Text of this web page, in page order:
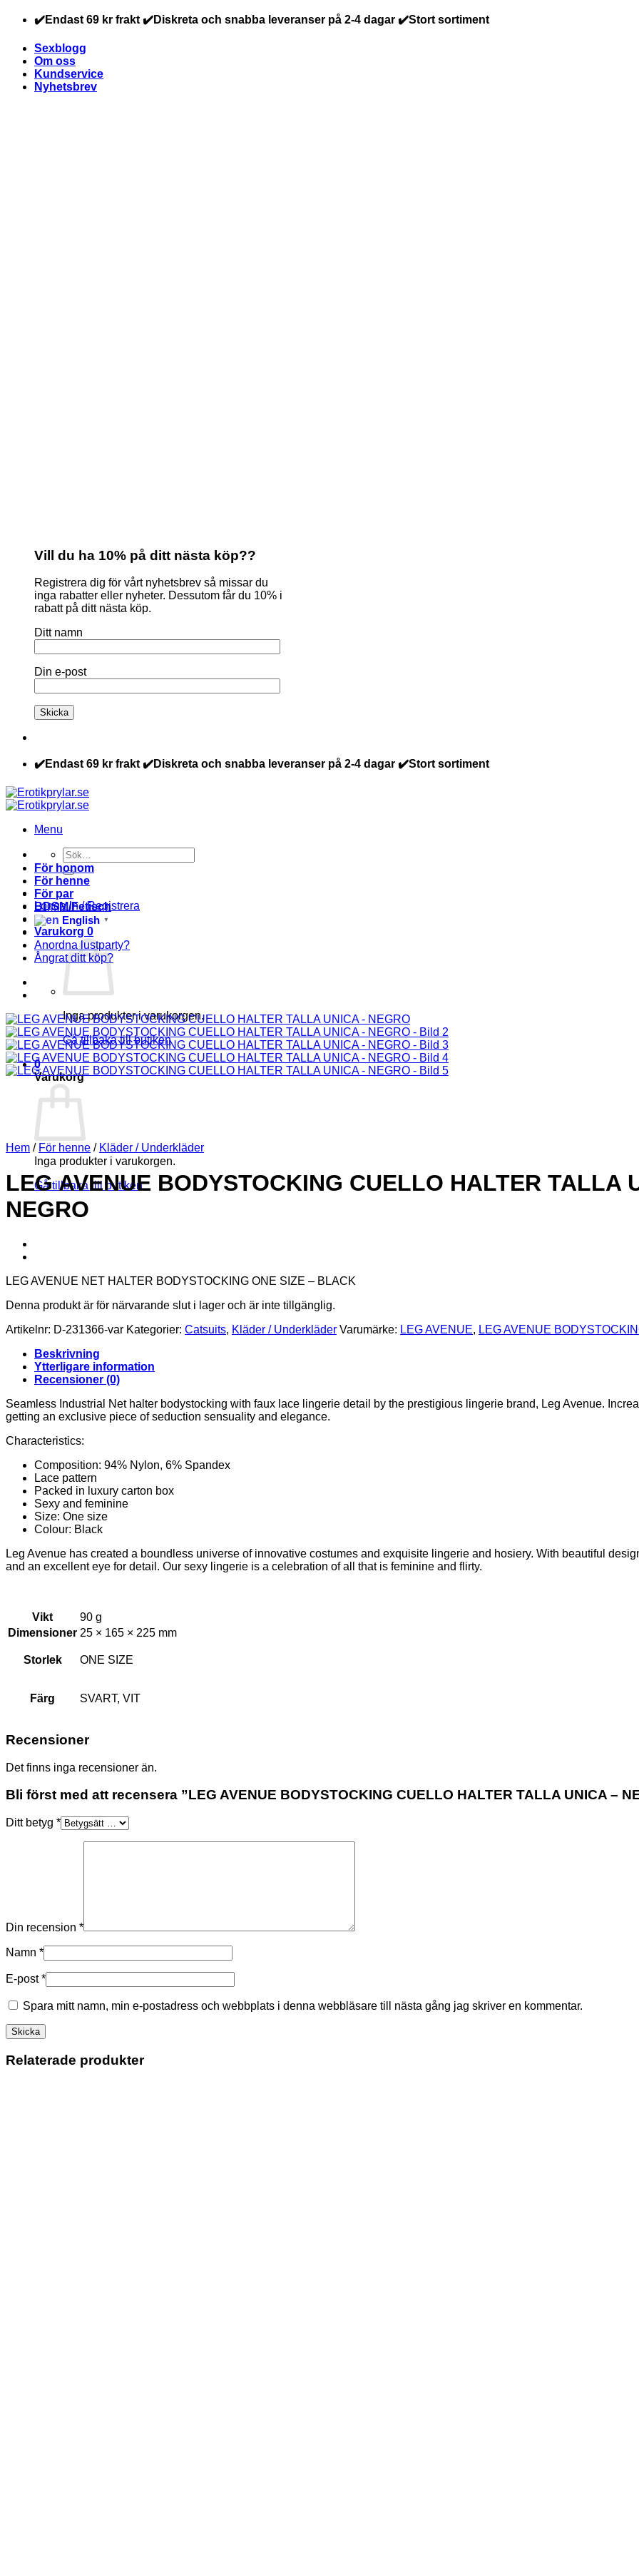
Skip
content
✔️Endast 69 kr frakt ✔️Diskreta och snabba leveranser på 2-4 dagar ✔️Stort sortiment
Sexblogg
Om oss
Kundservice
Nyhetsbrev
Vill du ha 10% på ditt nästa köp??
Registrera dig för vårt nyhetsbrev så missar du
inga rabatter eller nyheter. Dessutom får du 10% i
rabatt på ditt nästa köp.
Ditt namn
Din e-post
✔️Endast 69 kr frakt ✔️Diskreta och snabba leveranser på 2-4 dagar ✔️Stort sortiment
Menu
Sök
efter:
Logga in / Registrera
Varukorg 0
Inga produkter i varukorgen.
Gå tillbaka till butiken
0
Varukorg
Inga produkter i varukorgen.
Gå tillbaka till butiken
För honom
För henne
För par
BDSM/Fetisch
English
▼
Anordna lustparty?
Ångrat ditt köp?
Hem / För henne / Kläder / Underkläder
LEG AVENUE BODYSTOCKING CUELLO HALTER TALLA
NEGRO
LEG AVENUE NET HALTER BODYSTOCKING ONE SIZE – BLACK
Denna produkt är för närvarande slut i lager och är inte tillgänglig.
Artikelnr: D-231366-var Kategorier: Catsuits, Kläder / Underkläder Varumärke: LEG AVENUE, LEG AVENUE
Beskrivning
Ytterligare information
Recensioner (0)
Seamless Industrial Net halter bodystocking with faux lace lingerie detail by the prestigious lingerie brand, Leg Avenue.
getting an exclusive piece of seduction sensuality and elegance.
Characteristics:
Composition: 94% Nylon, 6% Spandex
Lace pattern
Packed in luxury carton box
Sexy and feminine
Size: One size
Colour: Black
Leg Avenue has created a boundless universe of innovative costumes and exquisite lingerie and hosiery. With beautiful
and an excellent eye for detail. Our sexy lingerie is a celebration of all that is feminine and flirty.
Vikt
90 g
Dimensioner 25 × 165 × 225 mm
Storlek ONE SIZE
Färg SVART, VIT
Recensioner
Det finns inga recensioner än.
Bli först med att recensera ”LEG AVENUE BODYSTOCKING CUELLO HALTER TALLA UNICA –
Ditt betyg *
Din recension *
Namn *
E-post*
Spara mitt namn, min e-postadress och webbplats i denna webbläsare till nästa gång jag skriver en kommentar.
Relaterade produkter